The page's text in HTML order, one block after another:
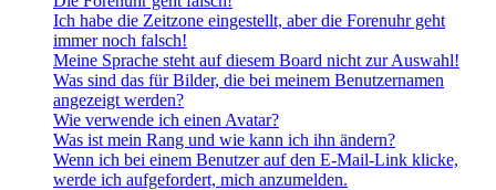
Ich habe die Zeitzone eingestellt, aber die Forenuhr geht
immer noch falsch!
Meine Sprache steht auf diesem Board nicht zur Auswahl!
Was sind das für Bilder, die bei meinem Benutzernamen
angezeigt werden?
Wie verwende ich einen Avatar?
Was ist mein Rang und wie kann ich ihn ändern?
Wenn ich bei einem Benutzer auf den E-Mail-Link klicke,
werde ich aufgefordert, mich anzumelden.